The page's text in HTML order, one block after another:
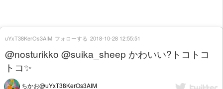
@nosturikko @suika_sheep かわいい?トコトコ
トコ✨
ちかお@uYxT38KerOs3AIM
uYxT38KerOs3AIM フォローする 2018-10-28 12:55:51